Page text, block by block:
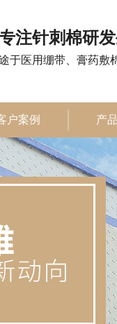
注针刺棉研
于医用绷带、膏药敷
户案例 产